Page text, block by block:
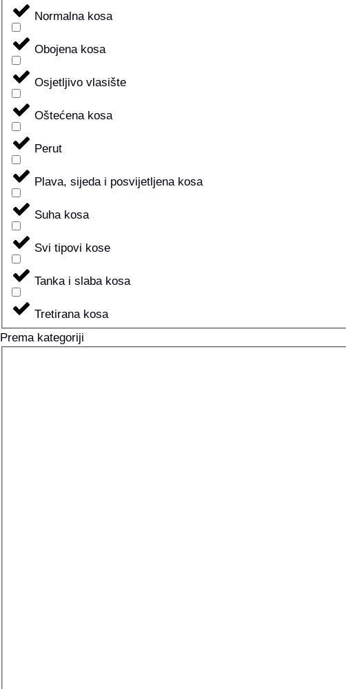
Normalna kosa
Obojena kosa
Osjetljivo vlasište
Oštećena kosa
Perut
Plava, sijeda i posvijetljena kosa
Suha kosa
Svi tipovi kose
Tanka i slaba kosa
Tretirana kosa
Prema kategoriji